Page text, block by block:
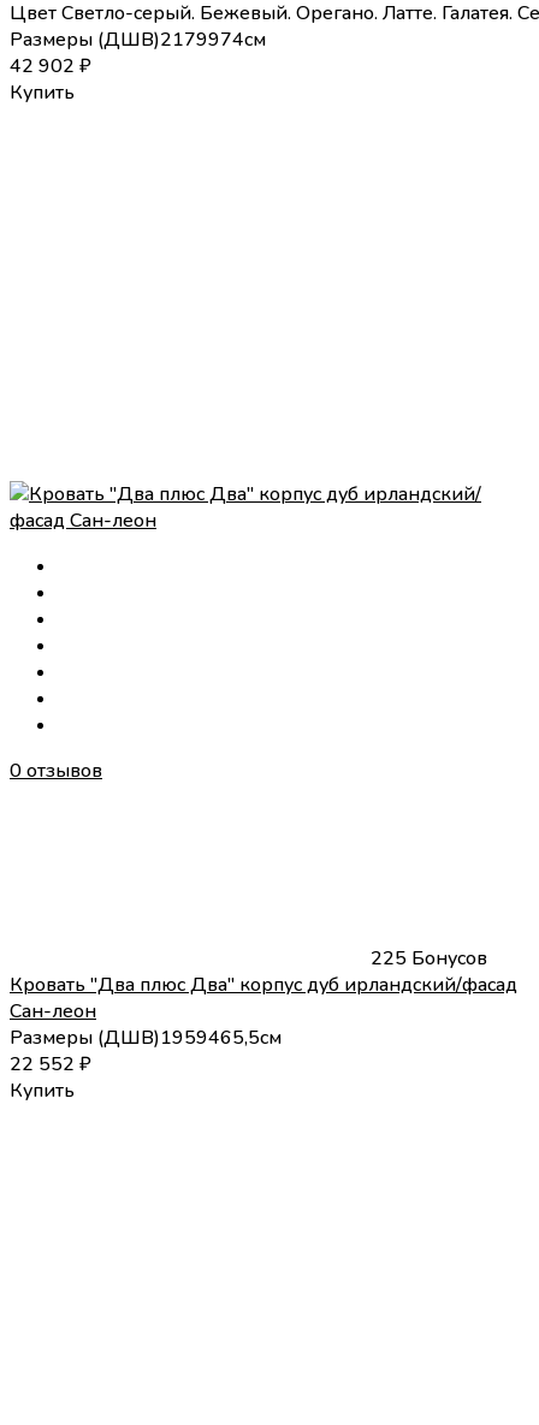
ЦветСветло-серый. Бежевый. Орегано. Латте. Галатея.
Размеры (ДШВ)2179974см
42 902 ₽
Купить
0 отзывов
225 Бонусов
Кровать "Два плюс Два" корпус дуб ирландский/фасад
Сан-леон
Размеры (ДШВ)1959465,5см
22 552 ₽
Купить